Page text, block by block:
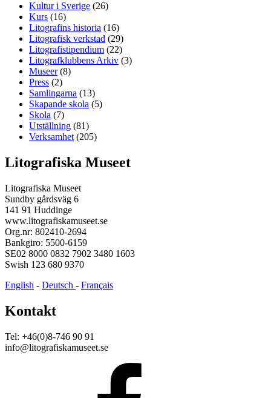
Kultur i Sverige (26)
Kurs (16)
Litografins historia (16)
Litografisk verkstad (29)
Litografistipendium (22)
Litografklubbens Arkiv (3)
Museer(8)
Press (2)
Samlingarna (13)
Skapande skola (5)
Skola (7)
Utställning (81)
Verksamhet (205)
Litografiska Museet
Litografiska Museet
Sundby gårdsväg 6
141 91 Huddinge
www.litografiskamuseet.se
Org.nr: 802410-2694
Bankgiro: 5500-6159
SE02 8000 0832 7902 3480 1603
Swish 123 680 9370
English - Deutsch - Français
Kontakt
Tel: +46(0)8-746 90 91
info@litografiskamuseet.se